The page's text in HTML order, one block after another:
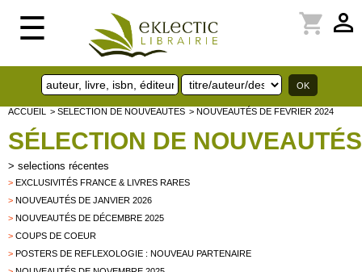
☰ perm_identity
shopping_cart
ACCUEIL > SELECTION DE NOUVEAUTES > NOUVEAUTÉS DE FEVRIER 2024
SÉLECTION DE NOUVEAUTÉS
> selections récentes
> EXCLUSIVITÉS FRANCE & LIVRES RARES
> NOUVEAUTÉS DE JANVIER 2026
> NOUVEAUTÉS DE DÉCEMBRE 2025
> COUPS DE COEUR
> POSTERS DE REFLEXOLOGIE : NOUVEAU PARTENAIRE